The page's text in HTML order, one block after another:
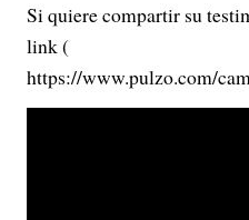
Si quiere compartir su
link (
https://www.pulzo.com/